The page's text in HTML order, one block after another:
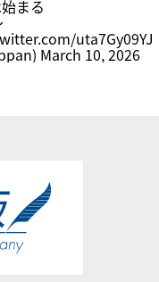
まる
uta7Gy09YJ
March 10, 2026